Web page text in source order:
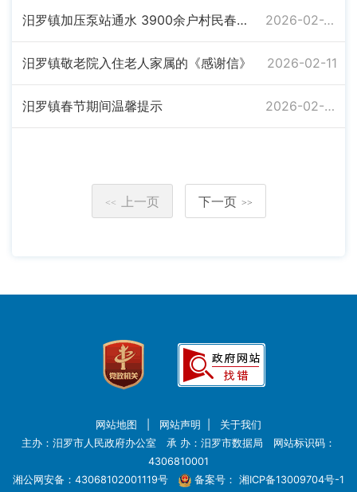
汨罗镇加压泵站通水 3900余户村民春节用上“放心水” 2026-02-27
汨罗镇敬老院入住老人家属的《感谢信》 2026-02-11
汨罗镇春节期间温馨提示 2026-02-09
<< 上一页 下一页 >>
网站地图 网站声明
关于我们
主办：汨罗市人民政府办公室 承 办：汨罗市数据局 网站标识码：
4306810001
湘公网安备：43068102001119号
备案号： 湘ICP备13009704号-1